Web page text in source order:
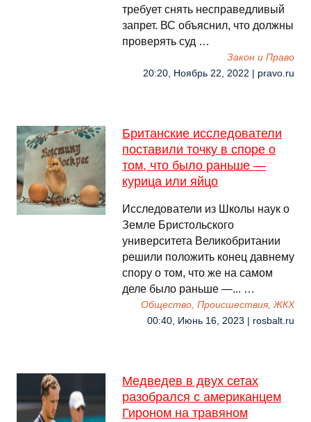
требует снять несправедливый
запрет. ВС объяснил, что должны
проверять суд …
Закон и Право
20:20, Ноябрь 22, 2022 | pravo.ru
Британские исследователи
поставили точку в споре о
том, что было раньше —
курица или яйцо
Исследователи из Школы наук о
Земле Бристольского
университета Великобритании
решили положить конец давнему
спору о том, что же на самом
деле было раньше —... …
Общество, Происшествия, ЖКХ
00:40, Июнь 16, 2023 | rosbalt.ru
Медведев в двух сетах
разобрался с американцем
Гироном на травяном